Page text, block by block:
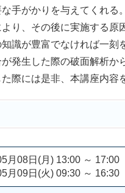
手がかりを与えてくれる。
り、その後に実施する原
識が豊富でなければ一刻
発生した際の破面解析か
際には是非、本講座内容
月08日(月) 13:00 ～ 17:00
月09日(火) 09:30 ～ 16:30